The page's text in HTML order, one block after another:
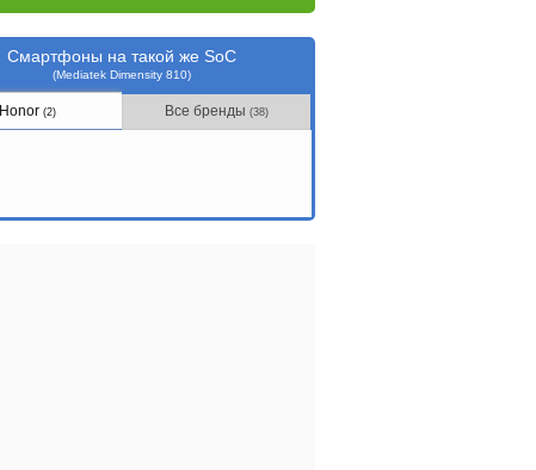
Смартфоны на такой же SoC
(Mediatek Dimensity 810)
Honor(2) Все бренды (38)